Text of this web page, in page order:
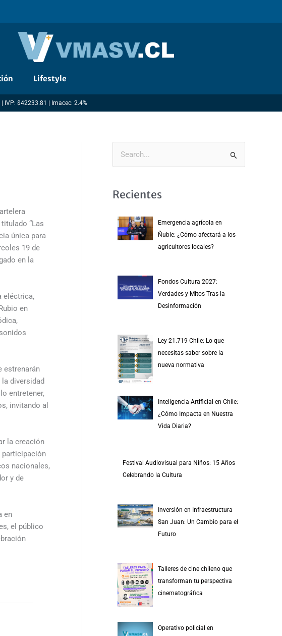
Lifestyle
IVP: $42233.81 | Imacec: 2.4%
“Las
única para
19 de
en la
eléctrica,
en
estrenarán
diversidad
entretener,
invitando al
la creación
participación
nacionales,
y de
en
el público
Recientes
Emergencia agrícola en
Ñuble: ¿Cómo afectará a los
agricultores locales?
Fondos Cultura 2027:
Verdades y Mitos Tras la
Desinformación
Ley 21.719 Chile: Lo que
necesitas saber sobre la
nueva normativa
Inteligencia Artificial en Chile:
¿Cómo Impacta en Nuestra
Vida Diaria?
Festival Audiovisual para Niños: 15 Años
Celebrando la Cultura
Inversión en Infraestructura
San Juan: Un Cambio para el
Futuro
Talleres de cine chileno que
transforman tu perspectiva
cinematográfica
Operativo policial en